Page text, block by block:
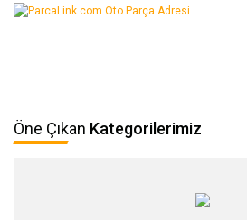
Öne Çıkan Kategorilerimiz